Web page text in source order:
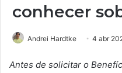
conhecer
Andrei Hardtke 4 abr
Antes de solicitar o